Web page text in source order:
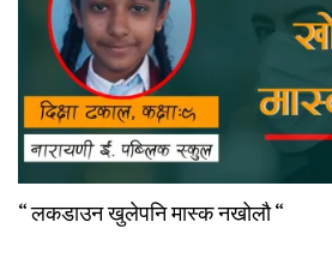
“ लकडाउन खुलेपनि मास्क नखोलौ “